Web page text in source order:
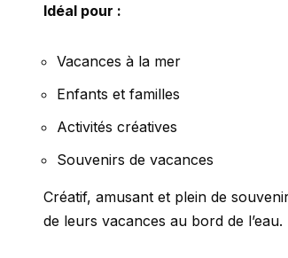
Idéal pour :
Vacances à la mer
Enfants et familles
Activités créatives
Souvenirs de vacances
Créatif, amusant et plein de
de leurs vacances au bord de l’eau.